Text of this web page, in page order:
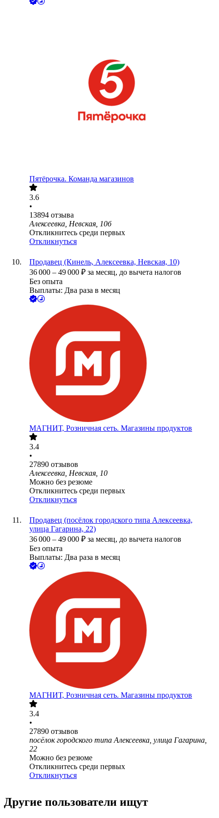
Пятёрочка. Команда магазинов
3.6
•
13894 отзыва
Алексеевка, Невская, 10б
Откликнитесь среди первых
Откликнуться
Продавец (Кинель, Алексеевка, Невская, 10)
36 000 – 49 000 ₽ за месяц, до вычета налогов
Без опыта
Выплаты: Два раза в месяц
МАГНИТ, Розничная сеть. Магазины продуктов
3.4
•
27890 отзывов
Алексеевка, Невская, 10
Можно без резюме
Откликнитесь среди первых
Откликнуться
Продавец (посёлок городского типа Алексеевка,
улица Гагарина, 22)
36 000 – 49 000 ₽ за месяц, до вычета налогов
Без опыта
Выплаты: Два раза в месяц
МАГНИТ, Розничная сеть. Магазины продуктов
3.4
•
27890 отзывов
посёлок городского типа Алексеевка, улица Гагарина,
22
Можно без резюме
Откликнитесь среди первых
Откликнуться
Другие пользователи ищут